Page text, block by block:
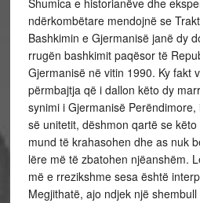
Shumica e historianëve dhe
ndërkombëtare mendojnë se
Bashkimin e Gjermanisë janë dy
rrugën bashkimit paqësor të
Gjermanisë në vitin 1990. Ky fakt
përmbajtja që i dallon këto dy
synimi i Gjermanisë
së unitetit, dëshmon qartë se
mund të krahasohen dhe as nuk
lëre më të zbatohen njëanshëm.
më e rrezikshme sesa është
Megjithatë, ajo ndjek një